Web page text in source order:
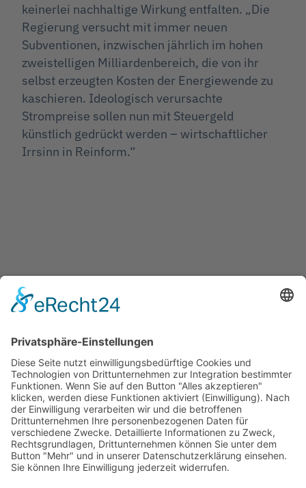
keinerlei nachhaltige Wirkung entfalten. „Die
Regierung versucht mit immer neuen
Subventionen, inzwischen jährlich im hohen
zweistelligen Milliardenbereich, die von ihr
selbst erzeugten Kosten der Energiewende zu
kaschieren. Ideologisch verursachte
Strompreise sollen nun mit Steuergeld
künstlich gedrückt werden – wirtschaftlicher
Irrsinn in Reinform.“
Jetzt teilen
Facebook Twitter
Pinterest WhatsApp Telegram
XING Email